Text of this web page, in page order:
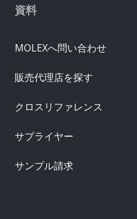
資料
MOLEXへ問い合わせ
販売代理店を探す
クロスリファレンス
サプライヤー
サンプル請求